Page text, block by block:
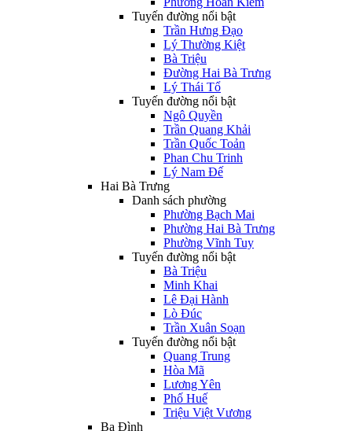
Tuyến đường nổi bật
Trần Hưng Đạo
Lý Thường Kiệt
Bà Triệu
Đường Hai Bà Trưng
Lý Thái Tổ
Tuyến đường nổi bật
Ngô Quyền
Trần Quang Khải
Trần Quốc Toản
Phan Chu Trinh
Lý Nam Đế
Hai Bà Trưng
Danh sách phường
Phường Bạch Mai
Phường Hai Bà Trưng
Phường Vĩnh Tuy
Tuyến đường nổi bật
Bà Triệu
Minh Khai
Lê Đại Hành
Lò Đúc
Trần Xuân Soạn
Tuyến đường nổi bật
Quang Trung
Hòa Mã
Lương Yên
Phố Huế
Triệu Việt Vương
Ba Đình